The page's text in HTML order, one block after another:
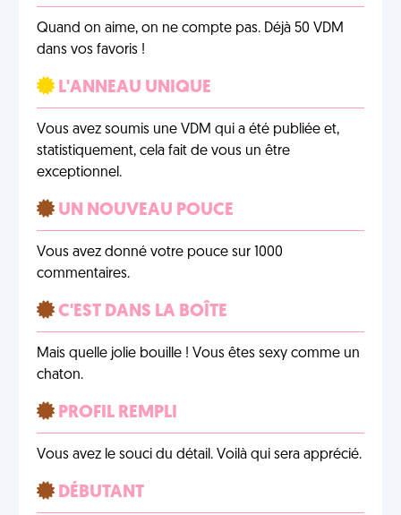
Quand on aime, on ne compte pas. Déjà 50 VDM
dans vos favoris !
L'ANNEAU UNIQUE
Vous avez soumis une VDM qui a été publiée et,
statistiquement, cela fait de vous un être
exceptionnel.
UN NOUVEAU POUCE
Vous avez donné votre pouce sur 1000
commentaires.
C'EST DANS LA BOÎTE
Mais quelle jolie bouille ! Vous êtes sexy comme un
chaton.
PROFIL REMPLI
Vous avez le souci du détail. Voilà qui sera apprécié.
DÉBUTANT